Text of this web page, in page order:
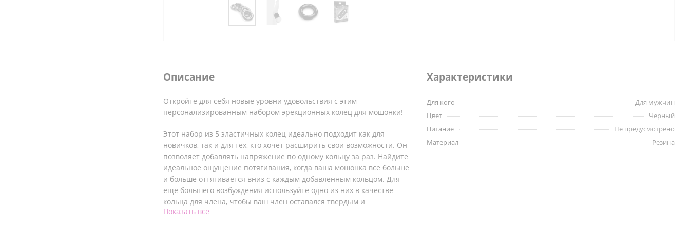
Описание
Откройте для себя новые уровни удовольствия с этим
персонализированным набором эрекционных колец для мошонки!
Этот набор из 5 эластичных колец идеально подходит как для
новичков, так и для тех, кто хочет расширить свои возможности. Он
позволяет добавлять напряжение по одному кольцу за раз. Найдите
идеальное ощущение потягивания, когда ваша мошонка все больше
и больше оттягивается вниз с каждым добавленным кольцом. Для
еще большего возбуждения используйте одно из них в качестве
кольца для члена, чтобы ваш член оставался твердым и
чувствительным.
Показать все
Характеристики
Для кого
Для мужчин
Цвет
Черный
Питание
Не предусмотрено
Материал
Резина